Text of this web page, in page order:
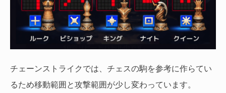
チェーンストライクでは、チェスの駒を参考に作らてい
るため移動範囲と攻撃範囲が少し変わっています。